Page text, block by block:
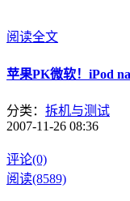
阅读全文
苹果PK微软！iPod
分类： 拆机与测试
2007-11-26 08:36
评论(0)
阅读(8589)